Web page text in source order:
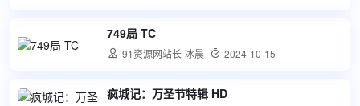
749局 TC
 91资源网站长-冰晨  2024-10-15
疯城记：万圣节特辑 HD